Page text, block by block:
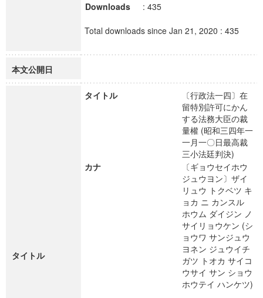
Downloads
: 435
Total downloads since Jan 21, 2020 : 435
本文公開日
タイトル
タイトル
〔行政法一四〕在
留特別許可にかん
する法務大臣の裁
量權 (昭和三四年一
一月一〇日最高裁
三小法廷判決)
カナ
〔ギョウセイホウ
ジュウヨン〕ザイ
リュウ トクベツ キ
ョカ ニ カンスル
ホウム ダイジン ノ
サイリョウケン (シ
ョウワ サンジュウ
ヨネン ジュウイチ
ガツ トオカ サイコ
ウサイ サン ショウ
ホウテイ ハンケツ)